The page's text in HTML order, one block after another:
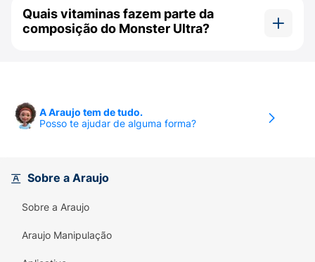
fresco, colocando na geladeira antes de
consumir para beber bem gelado.
Quais vitaminas fazem parte da
composição do Monster Ultra?
A Araujo tem de tudo.
Posso te ajudar de alguma forma?
Sobre a Araujo
Sobre a Araujo
Araujo Manipulação